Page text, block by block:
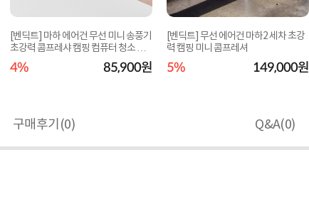
[벤딕트] 마하 에어건 무선 미니 송풍기
초강력 콤프레샤 캠핑 컴퓨터 청소 가
정용
4% 85,900원
[벤딕트] 무선 에어건 마하2 세차 초강
력 캠핑 미니 콤프레셔
5% 149,000원
구매후기(0) Q&A(0)